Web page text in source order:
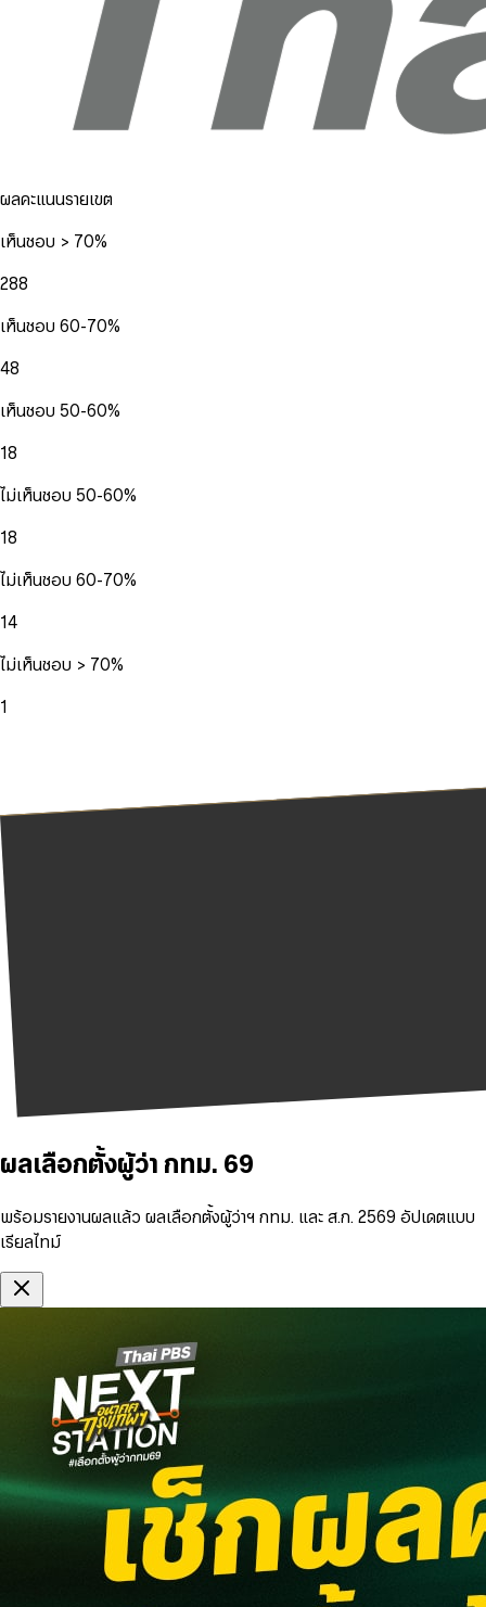
ผลคะแนนรายเขต
เห็นชอบ > 70%
288
เห็นชอบ 60-70%
48
เห็นชอบ 50-60%
18
ไม่เห็นชอบ 50-60%
18
ไม่เห็นชอบ 60-70%
14
ไม่เห็นชอบ > 70%
1
ผลเลือกตั้งผู้ว่า กทม. 69
พร้อมรายงานผลแล้ว ผลเลือกตั้งผู้ว่าฯ กทม. และ ส.ก. 2569 อัปเดตแบบ
เรียลไทม์